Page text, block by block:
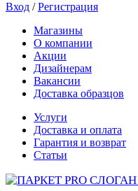
Вход /Регистрация
Магазины
О компании
Акции
Дизайнерам
Вакансии
Доставка образцов
Услуги
Доставка и оплата
Гарантия и возврат
Статьи